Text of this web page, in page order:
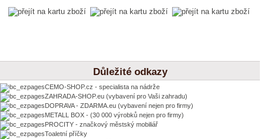
Důležité odkazy
CEMO-SHOP.cz - specialista na nádrže
ZAHRADA-SHOP.eu (vybavení pro Vaši zahradu)
DOPRAVA - ZDARMA.eu (vybavení nejen pro firmy)
METALL BOX - (30 000 výrobků nejen pro firmy)
PROCITY - značkový městský mobiliář
Toaletní příčky